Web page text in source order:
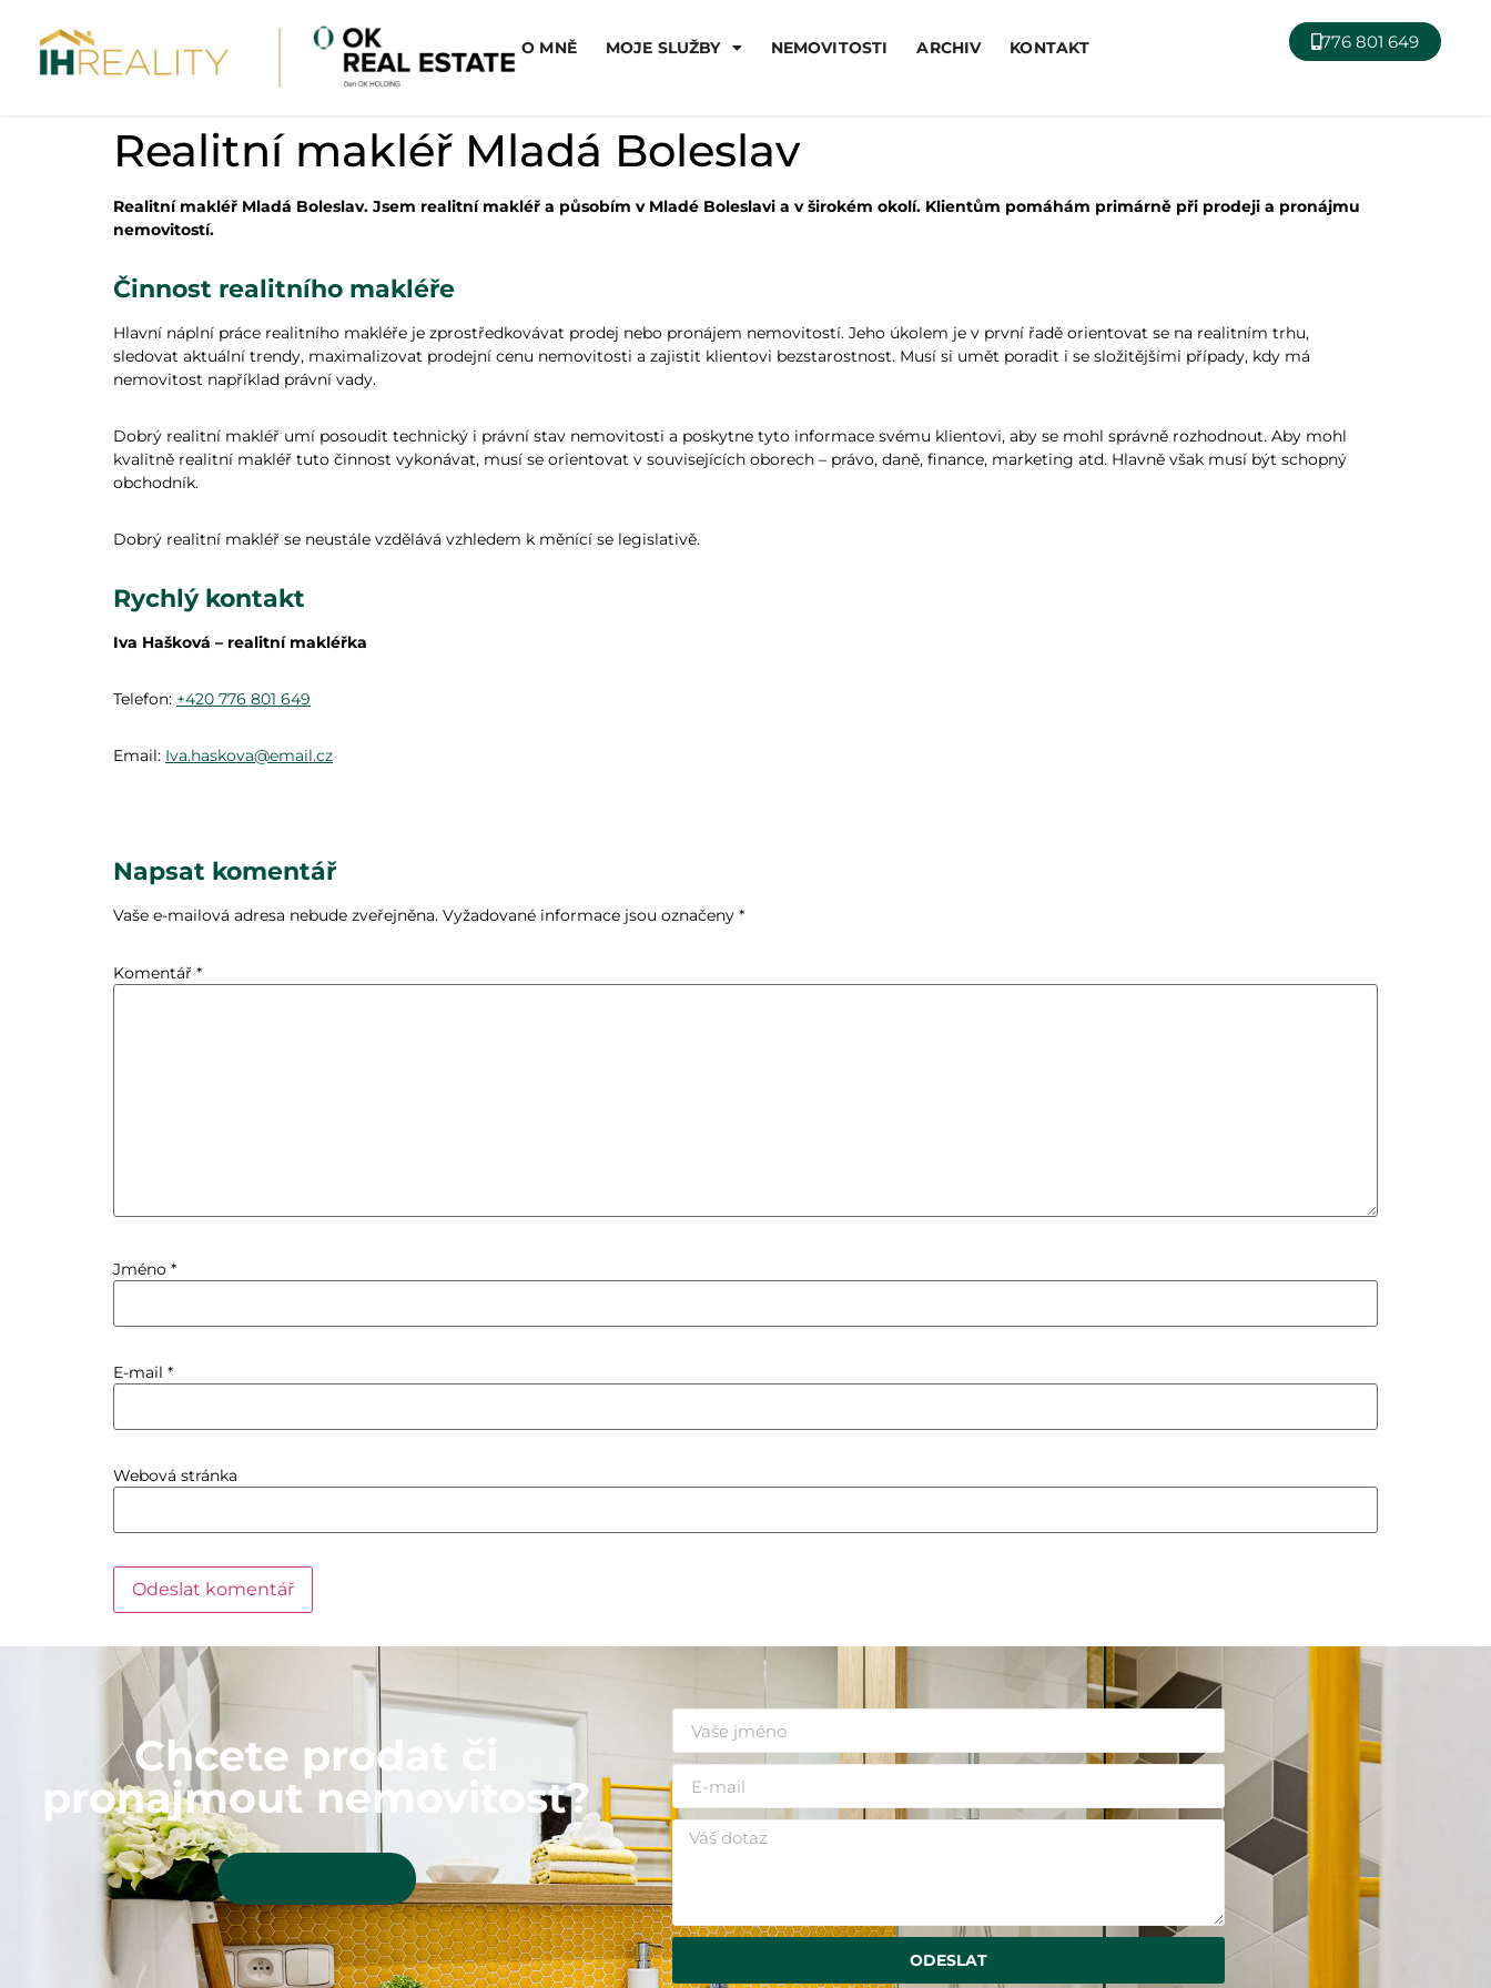
O MNĚ MOJE SLUŽBY NEMOVITOSTI ARCHIV KONTAKT 776 801 649
Realitní makléř Mladá Boleslav
Realitní makléř Mladá Boleslav. Jsem realitní makléř a působím v Mladé Boleslavi a v širokém okolí. Klientům pomáhám primárně při prodeji a pronájmu
nemovitostí.
Činnost realitního makléře
Hlavní náplní práce realitního makléře je zprostředkovávat prodej nebo pronájem nemovitostí. Jeho úkolem je v první řadě orientovat se na realitním trhu,
sledovat aktuální trendy, maximalizovat prodejní cenu nemovitosti a zajistit klientovi bezstarostnost. Musí si umět poradit i se složitějšími případy, kdy má
nemovitost například právní vady.
Dobrý realitní makléř umí posoudit technický i právní stav nemovitosti a poskytne tyto informace svému klientovi, aby se mohl správně rozhodnout. Aby mohl
kvalitně realitní makléř tuto činnost vykonávat, musí se orientovat v souvisejících oborech – právo, daně, finance, marketing atd. Hlavně však musí být schopný
obchodník.
Dobrý realitní makléř se neustále vzdělává vzhledem k měnící se legislativě.
Rychlý kontakt
Iva Hašková – realitní makléřka
Telefon: +420 776 801 649
Email: Iva.haskova@email.cz
Napsat komentář
Vaše e-mailová adresa nebude zveřejněna. Vyžadované informace jsou označeny *
Komentář *
Jméno *
E-mail *
Webová stránka
Chcete prodat či
pronajmout nemovitost?
ODESLAT